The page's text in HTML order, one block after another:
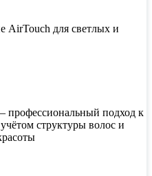
AirTouch для светлых и
подход к
структуры волос и